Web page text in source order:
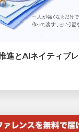
進とAIネイティブ